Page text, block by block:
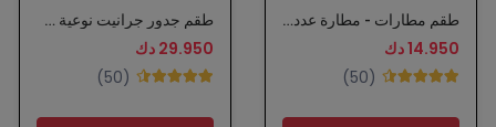
طقم مطارات - مطارة عدد 2 حبة - نوعية ممتازة
14.950 دك
(50)
طقم جدور جرانيت نوعية ممتازة
29.950 دك
(50)